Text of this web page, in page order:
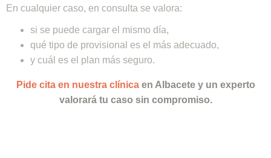
En cualquier caso, en consulta se valora:
si se puede cargar el mismo día,
qué tipo de provisional es el más adecuado,
y cuál es el plan más seguro.
Pide cita en nuestra clínicaen Albacete y un experto
valorará tu caso sin compromiso.